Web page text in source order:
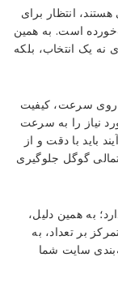
انتظار برای
است. به همین
نه یک انتخاب، بلکه
روی سرعت، کیفیت
نیاز را به سرعت
باید با دقت و از
گوگل جلوگیری
به همین دلیل،
بر تعداد، به
سایت شما